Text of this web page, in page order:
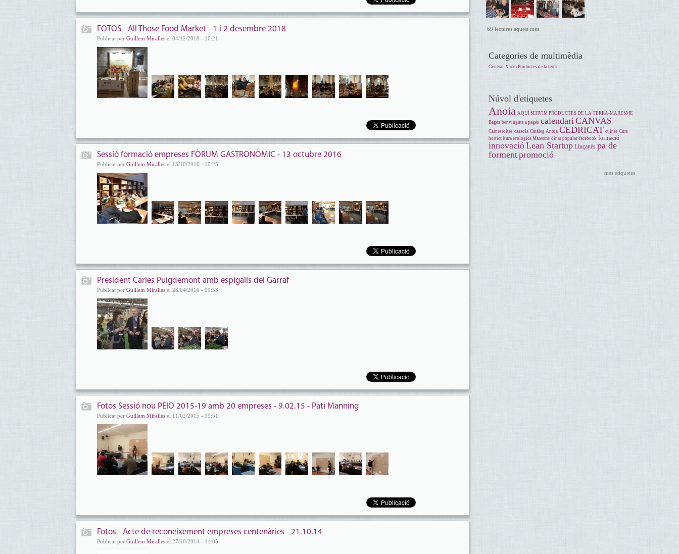
FOTOS - All Those Food Market - 1 i 2 desembre 2018
Publicat per Guillem Miralles el 04/12/2018 - 10:21
Sessió formació empreses FÒRUM GASTRONÒMIC - 13 octubre 2016
Publicat per Guillem Miralles el 13/10/2016 - 10:25
President Carles Puigdemont amb espigalls del Garraf
Publicat per Guillem Miralles el 28/04/2016 - 09:53
Fotos Sessió nou PEIO 2015-19 amb 20 empreses - 9.02.15 - Pati Manning
Publicat per Guillem Miralles el 11/02/2015 - 19:51
Fotos - Acte de reconeixement empreses centenàries - 21.10.14
Publicat per Guillem Miralles el 27/10/2014 - 11:05
69 lectures aquest mes
Categories de multimèdia
General Xarxa Productes de la terra
Núvol d'etiquetes
Anoia AQUÍ SERVIM PRODUCTES DE LA TERRA-MARESME
Bages benvinguts a pagès calendariCANVAS
Carnestoltes cassola Catàleg Anoia CEDRICAT cuiner Curs
horticultura ecológica Maresme dinar popular facebook formació
innovacióLean Startup Lluçanès pa de
formentpromoció
més etiquetes